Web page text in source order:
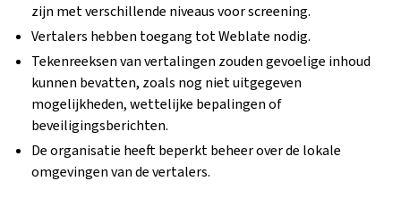
zijn met verschillende niveaus voor screening.
Vertalers hebben toegang tot Weblate nodig.
Tekenreeksen van vertalingen zouden gevoelige inhoud
kunnen bevatten, zoals nog niet uitgegeven
mogelijkheden, wettelijke bepalingen of
beveiligingsberichten.
De organisatie heeft beperkt beheer over de lokale
omgevingen van de vertalers.